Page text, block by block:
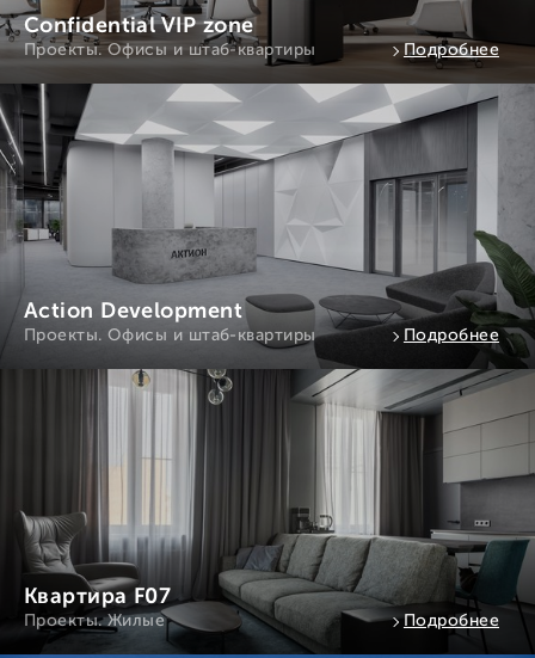
Confidential VIP zone
Проекты. Офисы и штаб-квартиры Подробнее
Action Development
Проекты. Офисы и штаб-квартиры Подробнее
Квартира F07
Проекты. Жилые Подробнее